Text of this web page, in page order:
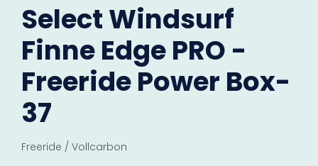
Select Windsurf
Finne Edge PRO -
Freeride Power Box-
37
Freeride / Vollcarbon